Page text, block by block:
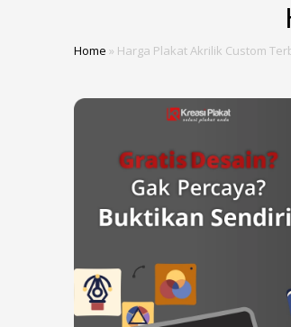
Home » Harga Plakat Akrilik Custom